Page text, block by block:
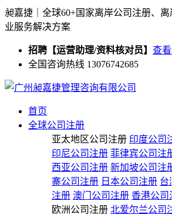
昶嘉捷｜全球60+国家离岸公司注册、
业服务解决方案
招聘【运营助理/资料核对员】 查
全国咨询热线 13076742685
首页
全球公司注册
亚太地区公司注册 印度公司
印尼公司注册 菲律宾公司注
西亚公司注册 新加坡公司注
寨公司注册 日本公司注册 台
注册 澳门公司注册 香港公司
欧洲公司注册 北爱尔兰公司